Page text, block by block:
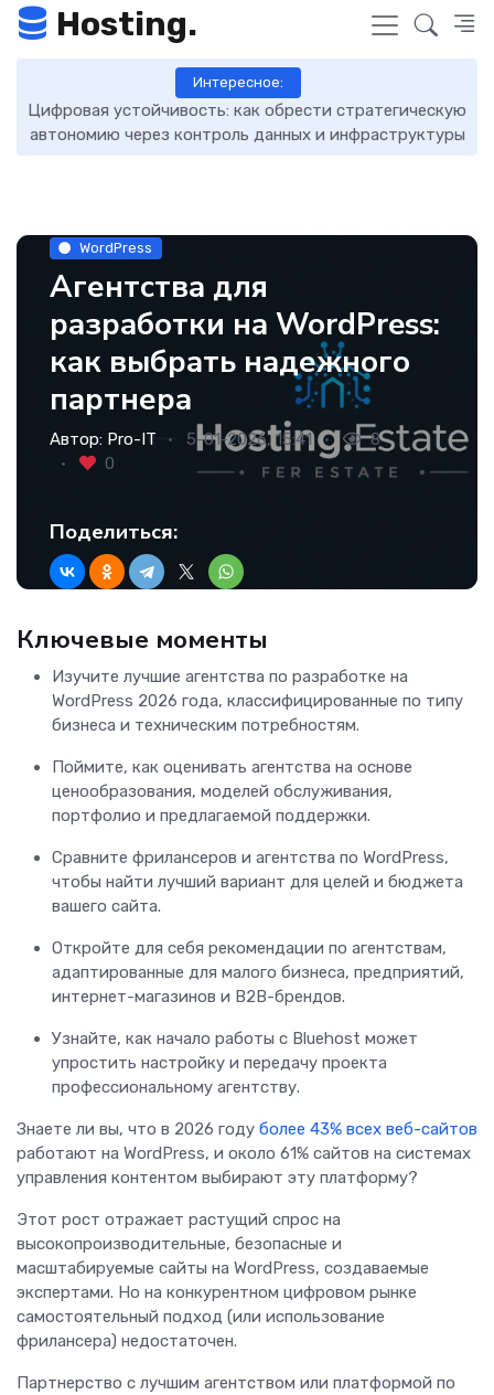
Hosting.
Интересное:
DNS-записи: что это такое, как работают и как ими
управлять
WordPress
Агентства для
разработки на WordPress:
как выбрать надежного
партнера
Автор: Pro-IT 5-01-2026, 15:41
8
0
Поделиться:
Ключевые моменты
Изучите лучшие агентства по разработке на
WordPress 2026 года, классифицированные по типу
бизнеса и техническим потребностям.
Поймите, как оценивать агентства на основе
ценообразования, моделей обслуживания,
портфолио и предлагаемой поддержки.
Сравните фрилансеров и агентства по WordPress,
чтобы найти лучший вариант для целей и бюджета
вашего сайта.
Откройте для себя рекомендации по агентствам,
адаптированные для малого бизнеса, предприятий,
интернет-магазинов и B2B-брендов.
Узнайте, как начало работы с Bluehost может
упростить настройку и передачу проекта
профессиональному агентству.
Знаете ли вы, что в 2026 году более 43% всех веб-сайтов
работают на WordPress, и около 61% сайтов на системах
управления контентом выбирают эту платформу?
Этот рост отражает растущий спрос на
высокопроизводительные, безопасные и
масштабируемые сайты на WordPress, создаваемые
экспертами. Но на конкурентном цифровом рынке
самостоятельный подход (или использование
фрилансера) недостаточен.
Партнерство с лучшим агентством или платформой по